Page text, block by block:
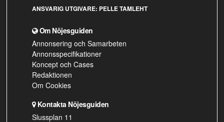
ANSVARIG UTGIVARE: PELLE TAMLEHT
Om Nöjesguiden
Annonsering och Samarbeten
Annonsspecifikationer
Koncept och Cases
Redaktionen
Om Cookies
Kontakta Nöjesguiden
Slussplan 11